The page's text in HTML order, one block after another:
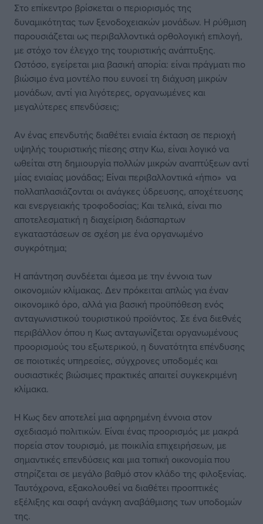
Στο επίκεντρο βρίσκεται ο περιορισμός της
δυναμικότητας των ξενοδοχειακών μονάδων. Η ρύθμιση
παρουσιάζεται ως περιβαλλοντικά ορθολογική επιλογή,
με στόχο τον έλεγχο της τουριστικής ανάπτυξης.
Ωστόσο, εγείρεται μια βασική απορία: είναι πράγματι πιο
βιώσιμο ένα μοντέλο που ευνοεί τη διάχυση μικρών
μονάδων, αντί για λιγότερες, οργανωμένες και
μεγαλύτερες επενδύσεις;
Αν ένας επενδυτής διαθέτει ενιαία έκταση σε περιοχή
υψηλής τουριστικής πίεσης στην Κω, είναι λογικό να
ωθείται στη δημιουργία πολλών μικρών αναπτύξεων αντί
μίας ενιαίας μονάδας; Είναι περιβαλλοντικά «ήπιο» να
πολλαπλασιάζονται οι ανάγκες ύδρευσης, αποχέτευσης
και ενεργειακής τροφοδοσίας; Και τελικά, είναι πιο
αποτελεσματική η διαχείριση διάσπαρτων
εγκαταστάσεων σε σχέση με ένα οργανωμένο
συγκρότημα;
Η απάντηση συνδέεται άμεσα με την έννοια των
οικονομιών κλίμακας. Δεν πρόκειται απλώς για έναν
οικονομικό όρο, αλλά για βασική προϋπόθεση ενός
ανταγωνιστικού τουριστικού προϊόντος. Σε ένα διεθνές
περιβάλλον όπου η Κως ανταγωνίζεται οργανωμένους
προορισμούς του εξωτερικού, η δυνατότητα επένδυσης
σε ποιοτικές υπηρεσίες, σύγχρονες υποδομές και
ουσιαστικές βιώσιμες πρακτικές απαιτεί συγκεκριμένη
κλίμακα.
Η Κως δεν αποτελεί μια αφηρημένη έννοια στον
σχεδιασμό πολιτικών. Είναι ένας προορισμός με μακρά
πορεία στον τουρισμό, με ποικιλία επιχειρήσεων, με
σημαντικές επενδύσεις και μια τοπική οικονομία που
στηρίζεται σε μεγάλο βαθμό στον κλάδο της φιλοξενίας.
Ταυτόχρονα, εξακολουθεί να διαθέτει προοπτικές
εξέλιξης και σαφή ανάγκη αναβάθμισης των υποδομών
της.